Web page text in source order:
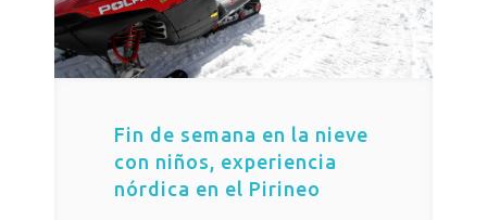
Fin de semana en la nieve
con niños, experiencia
nórdica en el Pirineo